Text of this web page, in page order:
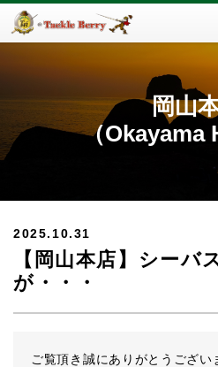
岡山
（Okayama
2025.10.31
【岡山本店】シーバ
が・・・
ご覧頂き誠にありがとうござい